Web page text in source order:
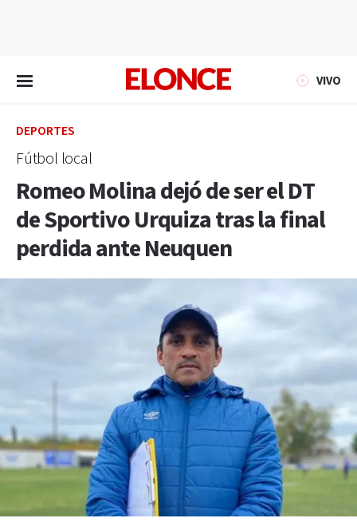
VIVO
DEPORTES
Fútbol local
Romeo Molina dejó de ser el DT
de Sportivo Urquiza tras la final
perdida ante Neuquen